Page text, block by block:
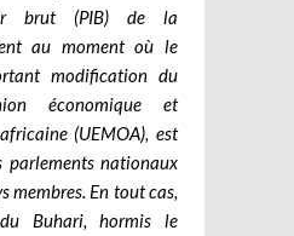
brut (PIB) de la
au moment où le
modification du
économique et
(UEMOA), est
parlements nationaux
membres. En tout cas,
Buhari, hormis le